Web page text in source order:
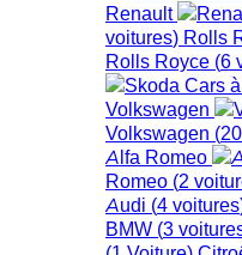
Renault
voitures) Rolls
Rolls Royce (6
Volkswagen
Volkswagen (
Alfa Romeo
Romeo (2
Audi (4 voitures
BMW (3